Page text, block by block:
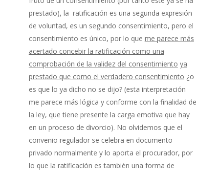
prestado), la ratificación es una segunda expresión
de voluntad, es un segundo consentimiento, pero el
consentimiento es único, por lo que me parece más
acertado concebir la ratificación como una
comprobación de la validez del consentimiento ya
prestado que como el verdadero consentimiento ¿o
es que lo ya dicho no se dijo? (esta interpretación
me parece más lógica y conforme con la finalidad de
la ley, que tiene presente la carga emotiva que hay
en un proceso de divorcio). No olvidemos que el
convenio regulador se celebra en documento
privado normalmente y lo aporta el procurador, por
lo que la ratificación es también una forma de